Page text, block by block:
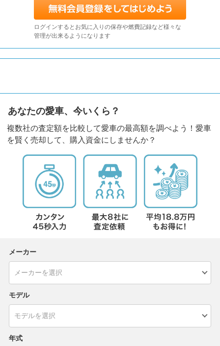
ログインするとお気に入りの保存や燃費記録など様々な
管理が出来るようになります
あなたの愛車、今いくら？
複数社の査定額を比較して愛車の最高額を調べよう！愛車
を賢く売却して、購入資金にしませんか？
メーカー
モデル
年式